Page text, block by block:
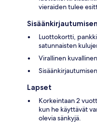
vieraiden tulee
Luottokortti,
satunnaisten
Virallinen
Lapset
Korkeintaan 2
kun he käyttävät
olevia sänkyjä.